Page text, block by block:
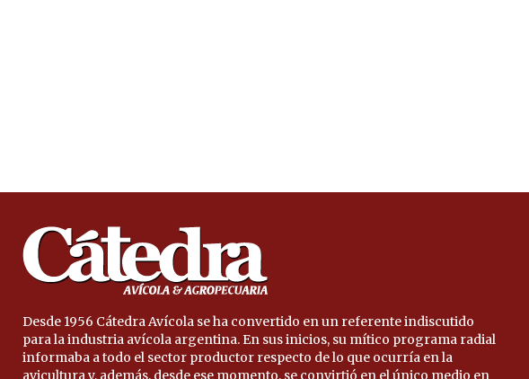
Desde 1956 Cátedra Avícola se ha convertido en un referente indiscutido
para la industria avícola argentina. En sus inicios, su mítico programa radial
informaba a todo el sector productor respecto de lo que ocurría en la
avicultura y, además, desde ese momento, se convirtió en el único medio en